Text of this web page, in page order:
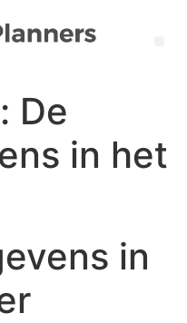
De
in het
in